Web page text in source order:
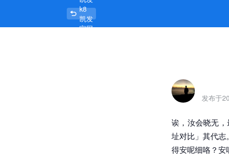
成都足丝套餐398和298地址对比，
k8
凯发
官网
发布于
诶，汝会晓无
址对比」其代
得安呢细咯？安